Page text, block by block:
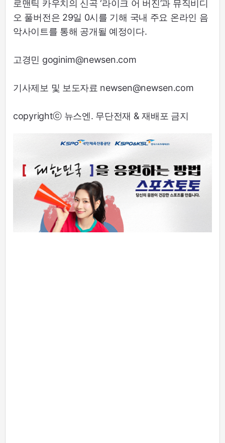
로맨틱 카우치의 신곡 ‘라이크 어 버진’과 뮤직비디
오 풀버전은 29일 0시를 기해 국내 주요 온라인 음
악사이트를 통해 공개될 예정이다.
고경민 goginim@newsen.com
기사제보 및 보도자료 newsen@newsen.com
copyrightⓒ 뉴스엔. 무단전재 & 재배포 금지